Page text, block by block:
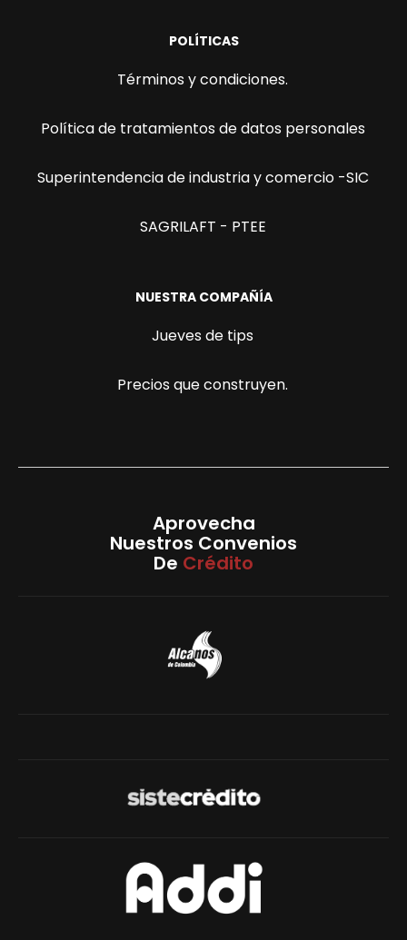
POLÍTICAS
Términos y condiciones.
Política de tratamientos de datos personales
Superintendencia de industria y comercio -SIC
SAGRILAFT - PTEE
NUESTRA COMPAÑÍA
Jueves de tips
Precios que construyen.
Aprovecha
Nuestros Convenios
De Crédito